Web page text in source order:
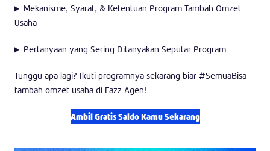
Mekanisme, Syarat, & Ketentuan Program Tambah Omzet
Usaha
Pertanyaan yang Sering Ditanyakan Seputar Program
Tunggu apa lagi? Ikuti programnya sekarang biar #SemuaBisa
tambah omzet usaha di Fazz Agen!
Ambil Gratis Saldo Kamu Sekarang